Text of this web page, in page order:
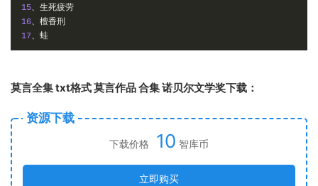
15、生死疲劳
16、檀香刑
17、蛙
莫言全集 txt格式 莫言作品 合集 诺贝尔文学奖下载：
资源下载
下载价格 10 智库币
立即购买